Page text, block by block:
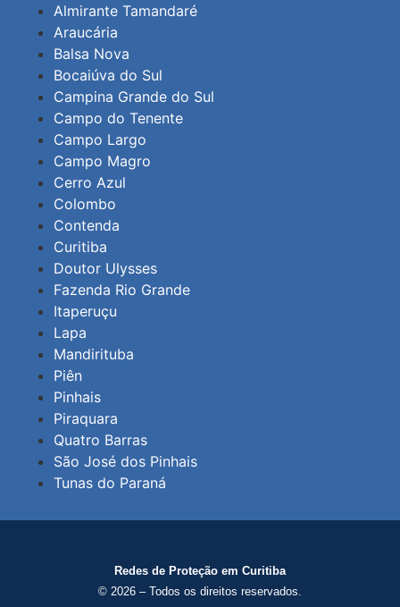
Almirante Tamandaré
Araucária
Balsa Nova
Bocaiúva do Sul
Campina Grande do Sul
Campo do Tenente
Campo Largo
Campo Magro
Cerro Azul
Colombo
Contenda
Curitiba
Doutor Ulysses
Fazenda Rio Grande
Itaperuçu
Lapa
Mandirituba
Piên
Pinhais
Piraquara
Quatro Barras
São José dos Pinhais
Tunas do Paraná
Redes de Proteção em Curitiba
© 2026 – Todos os direitos reservados.